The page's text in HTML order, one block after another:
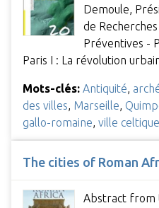
Demoule,
de
Préventives -
Paris I : La révolution
Mots-clés: Antiquité,
des villes, Marseille,
gallo-romaine, ville celtique
The cities of Roman
Abstract from